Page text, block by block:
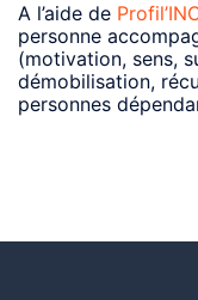
A l’aide de
personne
(motivation, sens,
démobilisation,
personnes